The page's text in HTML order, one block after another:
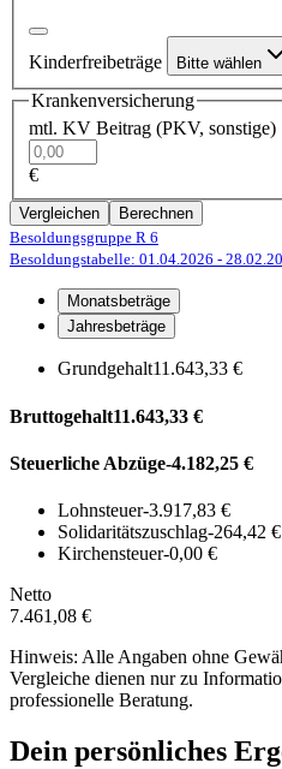
Kinderfreibeträge Bitte wählen
Krankenversicherung
mtl. KV Beitrag (PKV, sonstige)
€
Vergleichen
Berechnen
Besoldungsgruppe R 6
Besoldungstabelle: 01.04.2026 -
Monatsbeträge
Jahresbeträge
Grundgehalt11.643,33 €
Bruttogehalt11.643,33 €
Steuerliche Abzüge-4.182,25 €
Lohnsteuer-3.917,83 €
Solidaritätszuschlag-264,42 €
Kirchensteuer-0,00 €
Netto
7.461,08 €
Hinweis: Alle Angaben ohne
Vergleiche dienen nur zu
professionelle Beratung.
Dein persönliches